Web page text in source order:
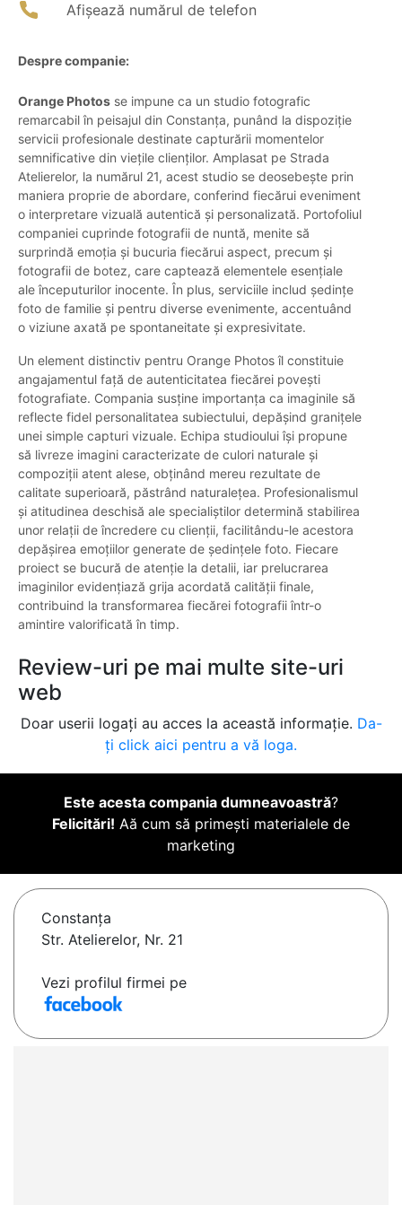
Afișează numărul de telefon
Despre companie:
Orange Photos se impune ca un studio fotografic
remarcabil în peisajul din Constanța, punând la dispoziție
servicii profesionale destinate capturării momentelor
semnificative din viețile clienților. Amplasat pe Strada
Atelierelor, la numărul 21, acest studio se deosebește prin
maniera proprie de abordare, conferind fiecărui eveniment
o interpretare vizuală autentică și personalizată. Portofoliul
companiei cuprinde fotografii de nuntă, menite să
surprindă emoția și bucuria fiecărui aspect, precum și
fotografii de botez, care captează elementele esențiale
ale începuturilor inocente. În plus, serviciile includ ședințe
foto de familie și pentru diverse evenimente, accentuând
o viziune axată pe spontaneitate și expresivitate.
Un element distinctiv pentru Orange Photos îl constituie
angajamentul față de autenticitatea fiecărei povești
fotografiate. Compania susține importanța ca imaginile să
reflecte fidel personalitatea subiectului, depășind granițele
unei simple capturi vizuale. Echipa studioului își propune
să livreze imagini caracterizate de culori naturale și
compoziții atent alese, obținând mereu rezultate de
calitate superioară, păstrând naturalețea. Profesionalismul
și atitudinea deschisă ale specialiștilor determină stabilirea
unor relații de încredere cu clienții, facilitându-le acestora
depășirea emoțiilor generate de ședințele foto. Fiecare
proiect se bucură de atenție la detalii, iar prelucrarea
imaginilor evidențiază grija acordată calității finale,
contribuind la transformarea fiecărei fotografii într-o
amintire valorificată în timp.
Review-uri pe mai multe site-uri
web
Doar userii logați au acces la această informație. Da-
ți click aici pentru a vă loga.
Este acesta compania dumneavoastră?
Felicitări! Aă cum să primești materialele de
marketing
Constanţa
Str. Atelierelor, Nr. 21
Vezi profilul firmei pe